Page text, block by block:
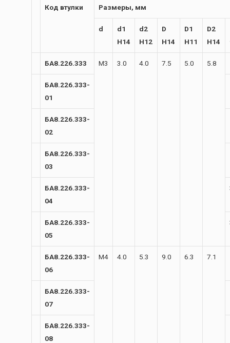
Код втулки Размеры, мм
d
d1
H14
d2
H12
D
H14
D1
H11
D2
H14
БА8.226.333 М3 3.0 4.0 7.5 5.0 5.8
БА8.226.333-
01
БА8.226.333-
02
БА8.226.333-
03
БА8.226.333-
04
БА8.226.333-
05
БА8.226.333-
06
М4 4.0 5.3 9.0 6.3 7.1
БА8.226.333-
07
БА8.226.333-
08